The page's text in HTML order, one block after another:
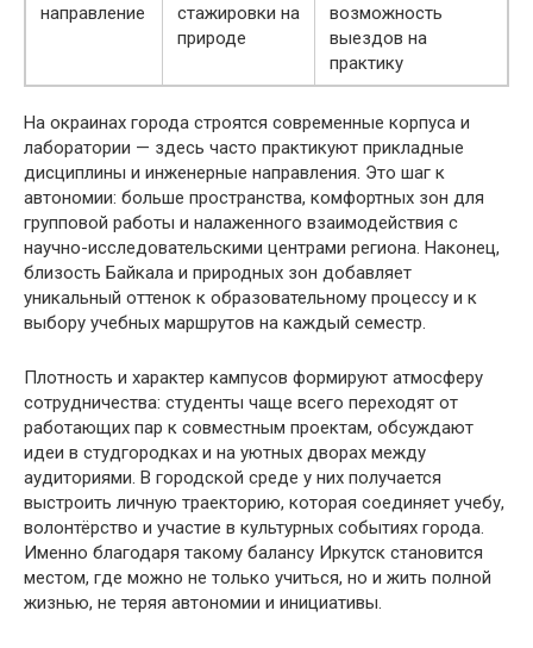
направление
стажировки на
природе
возможность
выездов на
практику
На окраинах города строятся современные корпуса и
лаборатории — здесь часто практикуют прикладные
дисциплины и инженерные направления. Это шаг к
автономии: больше пространства, комфортных зон для
групповой работы и налаженного взаимодействия с
научно-исследовательскими центрами региона. Наконец,
близость Байкала и природных зон добавляет
уникальный оттенок к образовательному процессу и к
выбору учебных маршрутов на каждый семестр.
Плотность и характер кампусов формируют атмосферу
сотрудничества: студенты чаще всего переходят от
работающих пар к совместным проектам, обсуждают
идеи в студгородках и на уютных дворах между
аудиториями. В городской среде у них получается
выстроить личную траекторию, которая соединяет учебу,
волонтёрство и участие в культурных событиях города.
Именно благодаря такому балансу Иркутск становится
местом, где можно не только учиться, но и жить полной
жизнью, не теряя автономии и инициативы.